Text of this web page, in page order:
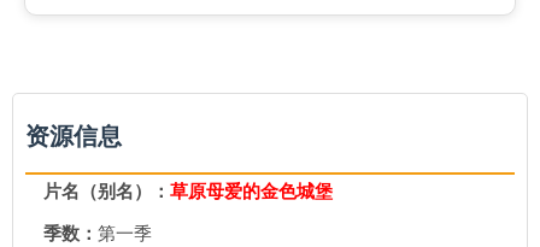
资源信息
片名（别名）： 草原母爱的金色城堡
季数： 第一季